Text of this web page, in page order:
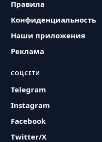
Правила
Конфиденциальность
Наши приложения
Реклама
СОЦСЕТИ
Telegram
Instagram
Facebook
Twitter/X